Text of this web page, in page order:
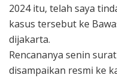
2024 itu, telah saya
kasus tersebut ke
dijakarta.
Rencananya senin
disampaikan resmi ke